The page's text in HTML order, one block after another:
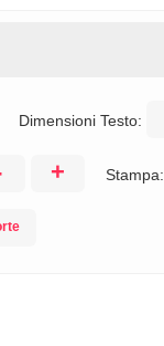
Dimensioni Testo:
+ Stampa: